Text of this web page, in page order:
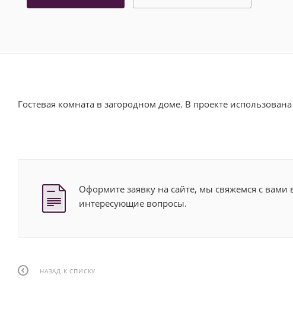
Гостевая комната в загородном доме. В проекте
Оформите заявку на сайте, мы свяжемся с
интересующие вопросы.
НАЗАД К СПИСКУ